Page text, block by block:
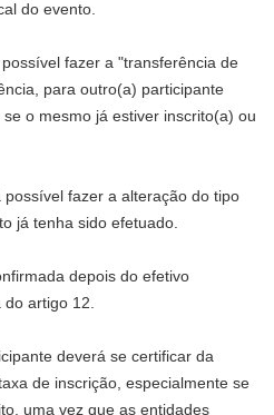
do evento.
fazer a "transferência de
para outro(a) participante
o mesmo já estiver inscrito(a) ou
possível fazer a alteração do tipo
já tenha sido efetuado.
depois do efetivo
do artigo 12.
deverá se certificar da
de inscrição, especialmente se
uma vez que as entidades